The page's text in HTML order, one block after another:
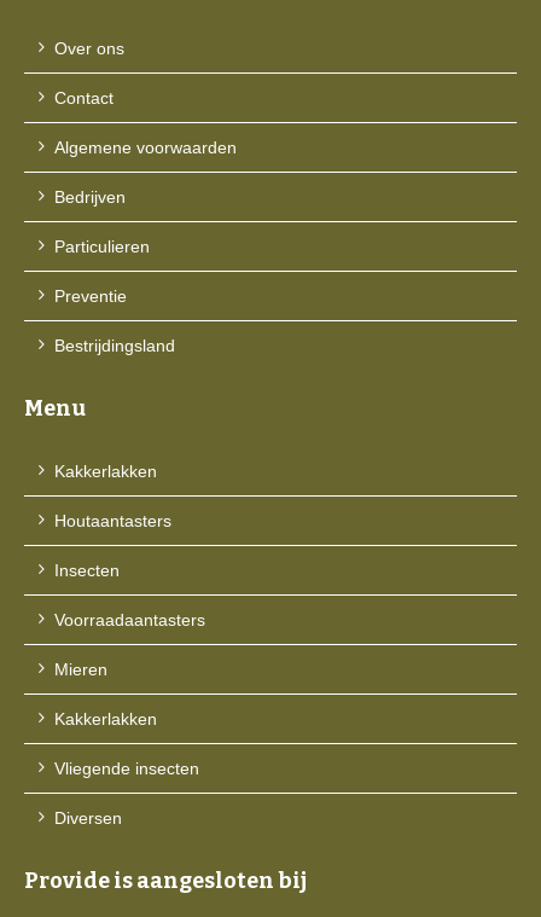
Over ons
Contact
Algemene voorwaarden
Bedrijven
Particulieren
Preventie
Bestrijdingsland
Menu
Kakkerlakken
Houtaantasters
Insecten
Voorraadaantasters
Mieren
Kakkerlakken
Vliegende insecten
Diversen
Provide is aangesloten bij